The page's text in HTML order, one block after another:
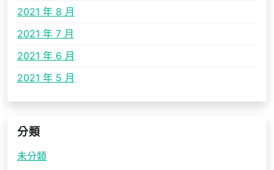
2021 年 8 月
2021 年 7 月
2021 年 6 月
2021 年 5 月
分類
未分類